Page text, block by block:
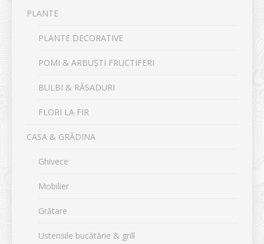
PLANTE
PLANTE DECORATIVE
POMI & ARBUȘTI FRUCTIFERI
BULBI & RĂSADURI
FLORI LA FIR
CASA & GRĂDINA
Ghivece
Mobilier
Grătare
Ustensile bucătărie & grill